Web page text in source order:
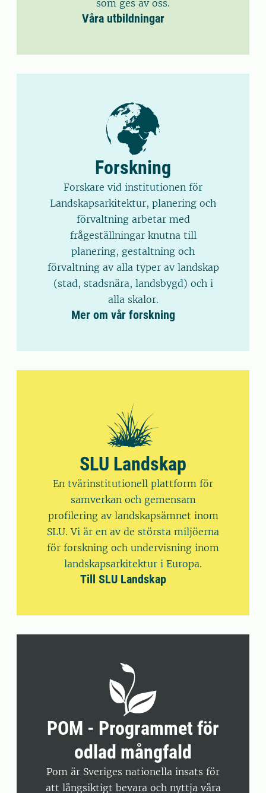
som ges av oss.
Våra utbildningar
Forskning
Forskare vid institutionen för
Landskapsarkitektur, planering och
förvaltning arbetar med
frågeställningar knutna till
planering, gestaltning och
förvaltning av alla typer av landskap
(stad, stadsnära, landsbygd) och i
alla skalor.
Mer om vår forskning
SLU Landskap
En tvärinstitutionell plattform för
samverkan och gemensam
profilering av landskapsämnet inom
SLU. Vi är en av de största miljöerna
för forskning och undervisning inom
landskapsarkitektur i Europa.
Till SLU Landskap
POM - Programmet för
odlad mångfald
Pom är Sveriges nationella insats för
att långsiktigt bevara och nyttja våra